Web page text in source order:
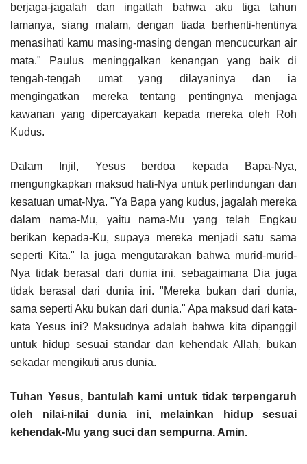
berjaga-jagalah dan ingatlah bahwa aku tiga tahun
lamanya, siang malam, dengan tiada berhenti-hentinya
menasihati kamu masing-masing dengan mencucurkan air
mata." Paulus meninggalkan kenangan yang baik di
tengah-tengah umat yang dilayaninya dan ia
mengingatkan mereka tentang pentingnya menjaga
kawanan yang dipercayakan kepada mereka oleh Roh
Kudus.
Dalam Injil, Yesus berdoa kepada Bapa-Nya,
mengungkapkan maksud hati-Nya untuk perlindungan dan
kesatuan umat-Nya. "Ya Bapa yang kudus, jagalah mereka
dalam nama-Mu, yaitu nama-Mu yang telah Engkau
berikan kepada-Ku, supaya mereka menjadi satu sama
seperti Kita." la juga mengutarakan bahwa murid-murid-
Nya tidak berasal dari dunia ini, sebagaimana Dia juga
tidak berasal dari dunia ini. "Mereka bukan dari dunia,
sama seperti Aku bukan dari dunia." Apa maksud dari kata-
kata Yesus ini? Maksudnya adalah bahwa kita dipanggil
untuk hidup sesuai standar dan kehendak Allah, bukan
sekadar mengikuti arus dunia.
Tuhan Yesus, bantulah kami untuk tidak terpengaruh
oleh nilai-nilai dunia ini, melainkan hidup sesuai
kehendak-Mu yang suci dan sempurna. Amin.